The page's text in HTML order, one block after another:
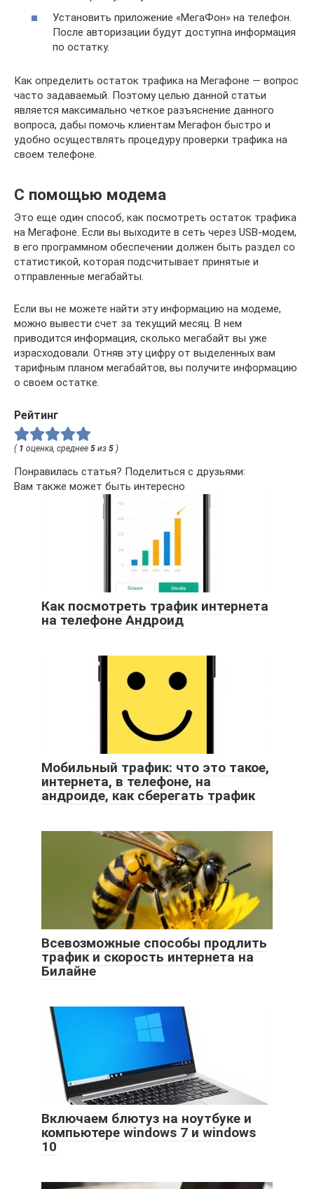
Установить приложение «МегаФон» на телефон.
После авторизации будут доступна информация
по остатку.
Как определить остаток трафика на Мегафоне — вопрос
часто задаваемый. Поэтому целью данной статьи
является максимально четкое разъяснение данного
вопроса, дабы помочь клиентам Мегафон быстро и
удобно осуществлять процедуру проверки трафика на
своем телефоне.
С помощью модема
Это еще один способ, как посмотреть остаток трафика
на Мегафоне. Если вы выходите в сеть через USB-модем,
в его программном обеспечении должен быть раздел со
статистикой, которая подсчитывает принятые и
отправленные мегабайты.
Если вы не можете найти эту информацию на модеме,
можно вывести счет за текущий месяц. В нем
приводится информация, сколько мегабайт вы уже
израсходовали. Отняв эту цифру от выделенных вам
тарифным планом мегабайтов, вы получите информацию
о своем остатке.
Рейтинг
( 1 оценка, среднее 5 из 5 )
Понравилась статья? Поделиться с друзьями:
Вам также может быть интересно
Как посмотреть трафик интернета
на телефоне Андроид
Мобильный трафик: что это такое,
интернета, в телефоне, на
андроиде, как сберегать трафик
Всевозможные способы продлить
трафик и скорость интернета на
Билайне
Включаем блютуз на ноутбуке и
компьютере windows 7 и windows
10